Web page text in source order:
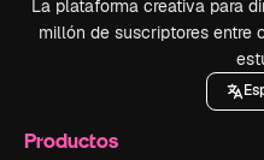
La plataforma creativa para
millón de suscriptores entre
Productos